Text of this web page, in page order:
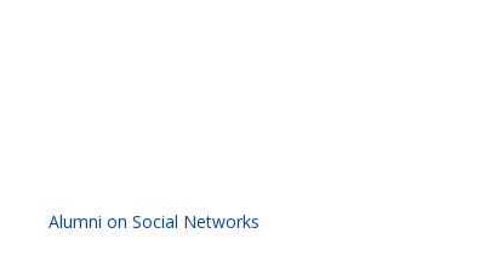
Alumni on Social Networks